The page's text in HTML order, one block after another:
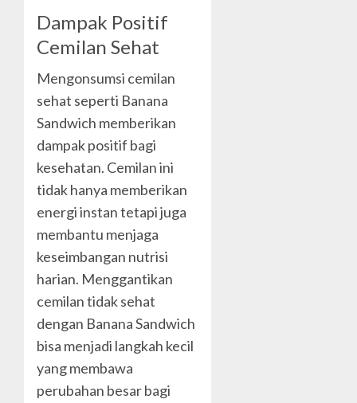
Dampak Positif
Cemilan Sehat
Mengonsumsi cemilan
sehat seperti Banana
Sandwich memberikan
dampak positif bagi
kesehatan. Cemilan ini
tidak hanya memberikan
energi instan tetapi juga
membantu menjaga
keseimbangan nutrisi
harian. Menggantikan
cemilan tidak sehat
dengan Banana Sandwich
bisa menjadi langkah kecil
yang membawa
perubahan besar bagi